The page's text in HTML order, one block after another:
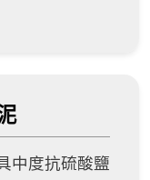
中度抗硫酸鹽